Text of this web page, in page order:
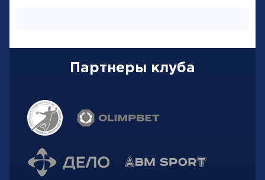
Партнеры клуба